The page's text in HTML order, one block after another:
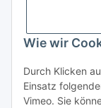
Wie wir
Durch Klicken
Einsatz
Vimeo. Sie
Informationen
Gesetzliche